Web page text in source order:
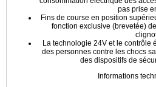
pas prise
Fins de course en position
fonction exclusive (brevetée)
La technologie 24V et le contrôle
des personnes contre les chocs
des dispositifs de
Informations